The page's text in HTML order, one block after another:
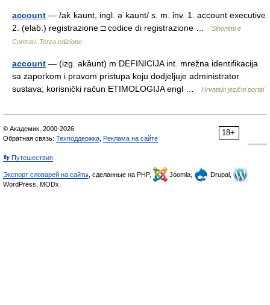
account — /akˈkaunt, ingl. əˈkaunt/ s. m. inv. 1. account executive
2. (elab.) registrazione □ codice di registrazione …
Sinonimi e
Contrari. Terza edizione
account — (izg. akȁunt) m DEFINICIJA int. mrežna identifikacija
sa zaporkom i pravom pristupa koju dodjeljuje administrator
sustava; korisnički račun ETIMOLOGIJA engl …
Hrvatski jezični portal
18+
© Академик, 2000-2026
Обратная связь: Техподдержка Реклама на сайте
👣 Путешествия
Экспорт словарей на сайты , сделанные на PHP, Joomla,
Drupal,
WordPress, MODx.